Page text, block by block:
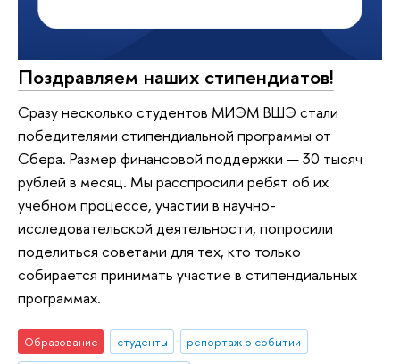
Поздравляем наших стипендиатов!
Сразу несколько студентов МИЭМ ВШЭ стали
победителями стипендиальной программы от
Сбера. Размер финансовой поддержки — 30 тысяч
рублей в месяц. Мы расспросили ребят об их
учебном процессе, участии в научно-
исследовательской деятельности, попросили
поделиться советами для тех, кто только
собирается принимать участие в стипендиальных
программах.
Образование студенты
репортаж о событии